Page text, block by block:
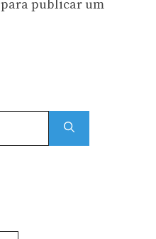
para publicar um